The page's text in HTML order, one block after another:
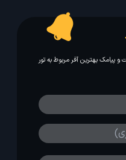
پیامک بهترین آفر مربوط به تور